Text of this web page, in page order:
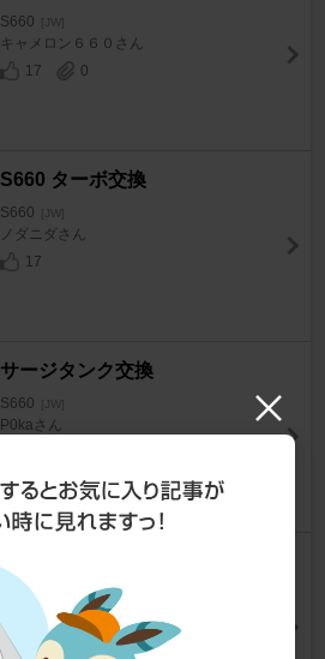
S660 [JW]
キャメロン６６０さん
17
0
S660 ターボ交換
S660 [JW]
ノダニダさん
17
サージタンク交換
S660 [JW]
P0kaさん
S660
緑紅黄さん
14